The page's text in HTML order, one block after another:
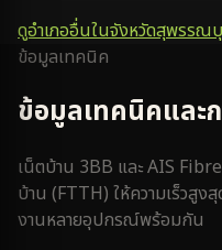
ดูอำเภออื่นในจังหวัดสุพรรณ
ข้อมูลเทคนิค
ข้อมูลเทคนิคและ
เน็ตบ้าน 3BB และ AIS
บ้าน (FTTH) ให้ความเร็วสู
งานหลายอุปกรณ์พร้อมกัน